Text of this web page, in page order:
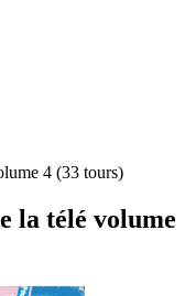
4 (33 tours)
la télé volume